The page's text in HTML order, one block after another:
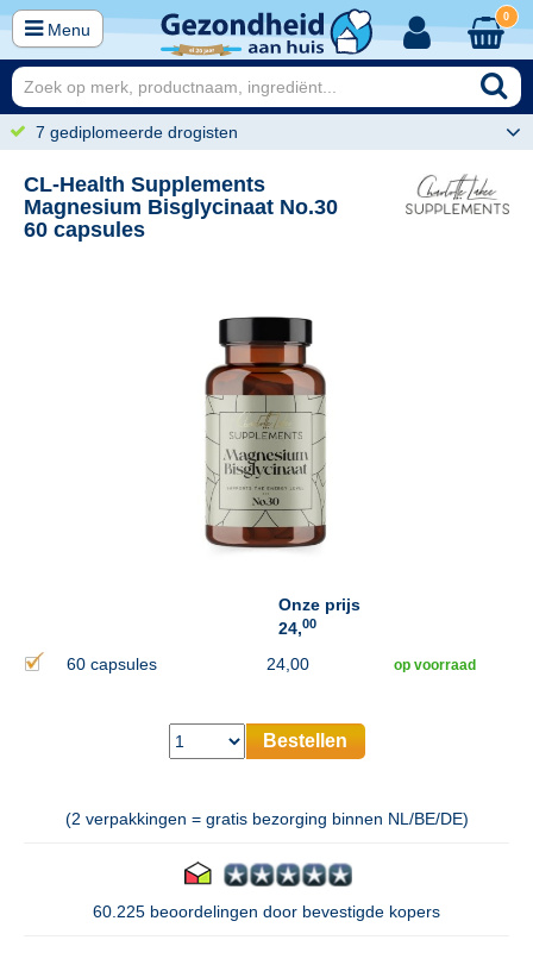
Menu
0
7 gediplomeerde drogisten
CL-Health Supplements
Magnesium Bisglycinaat No.30
60 capsules
Onze prijs
24,00
60 capsules 24,00 op voorraad
Bestellen
(2 verpakkingen = gratis bezorging binnen NL/BE/DE)
60.225 beoordelingen door bevestigde kopers